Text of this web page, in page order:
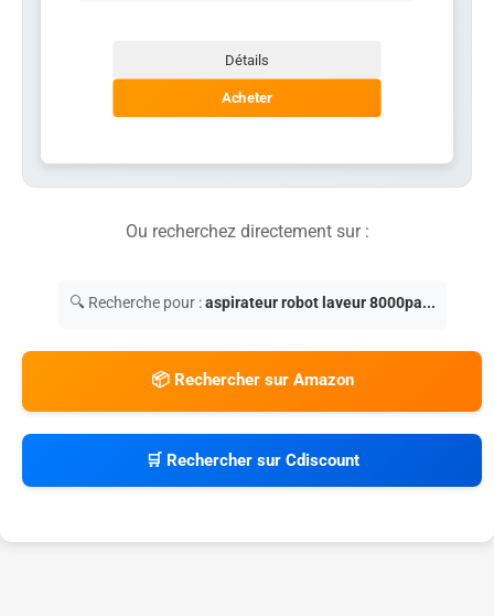
Détails
Acheter
Ou recherchez directement sur :
🔍 Recherche pour :aspirateur robot laveur 8000pa...
📦 Rechercher sur Amazon
🛒 Rechercher sur Cdiscount